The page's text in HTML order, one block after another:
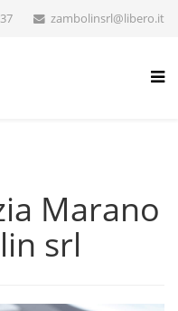
zambolinsrl@libero.it
Marano
srl